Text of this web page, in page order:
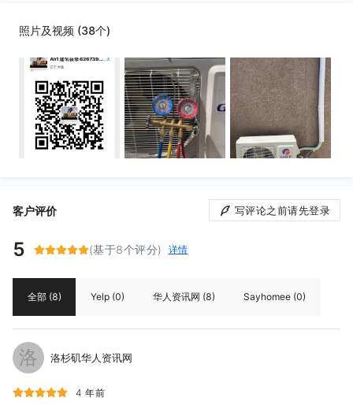
照片及视频 (38个)
客户评价 写评论之前请先登录
5 (基于8个评分) 详情
全部 (8) Yelp (0) 华人资讯网 (8) Sayhomee (0)
洛 洛杉矶华人资讯网
4 年前